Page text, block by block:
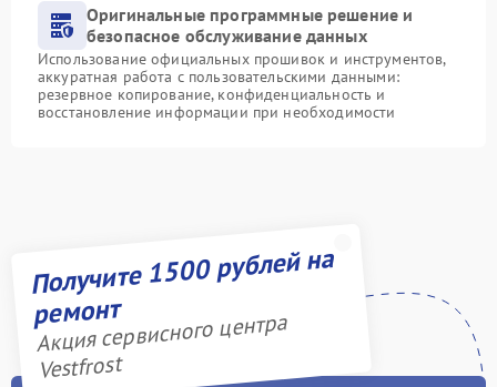
Оригинальные программные решение и
безопасное обслуживание данных
Использование официальных прошивок и инструментов,
аккуратная работа с пользовательскими данными:
резервное копирование, конфиденциальность и
восстановление информации при необходимости
Получите 1500 рублей на
ремонт
Акция сервисного центра
Vestfrost